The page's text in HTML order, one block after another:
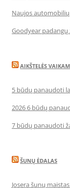
Naujos
Goodyear padangų
AIKŠTELĖS
5 būdų panaudoti
2026 6 būdų
7 būdų panaudoti
ŠUNŲ ĖDALAS
Josera šunų